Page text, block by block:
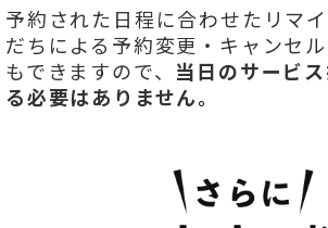
予約された日程に合わせたリマ
だちによる予約変更・キャンセ
もできますので、 当日のサービ
る必要はありません。